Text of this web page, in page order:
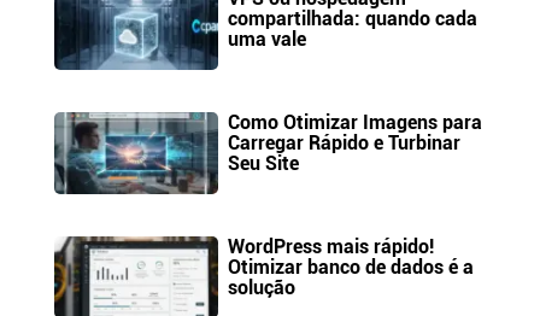
compartilhada: quando cada
uma vale
Como Otimizar Imagens para
Carregar Rápido e Turbinar
Seu Site
WordPress mais rápido!
Otimizar banco de dados é a
solução